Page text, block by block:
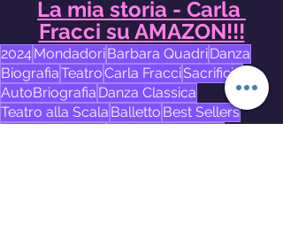
La mia storia - Carla
Fracci su AMAZON!!!
2024MondadoriBarbara QuadriDanza
BiografiaTeatroCarla FracciSacrificio
AutoBriografia Danza Classica
Teatro alla Scala Balletto Best Sellers